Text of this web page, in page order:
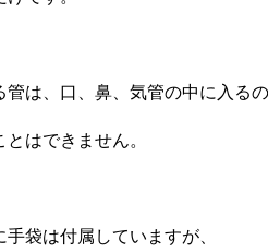
管は、口、鼻、気管の中に入る
はできません。
手袋は付属していますが、